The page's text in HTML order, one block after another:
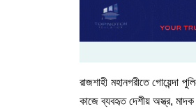
রাজশাহী মহানগরীতে গোয়েন্দা
কাজে ব্যবহৃত দেশীয় অস্ত্র, মাদক